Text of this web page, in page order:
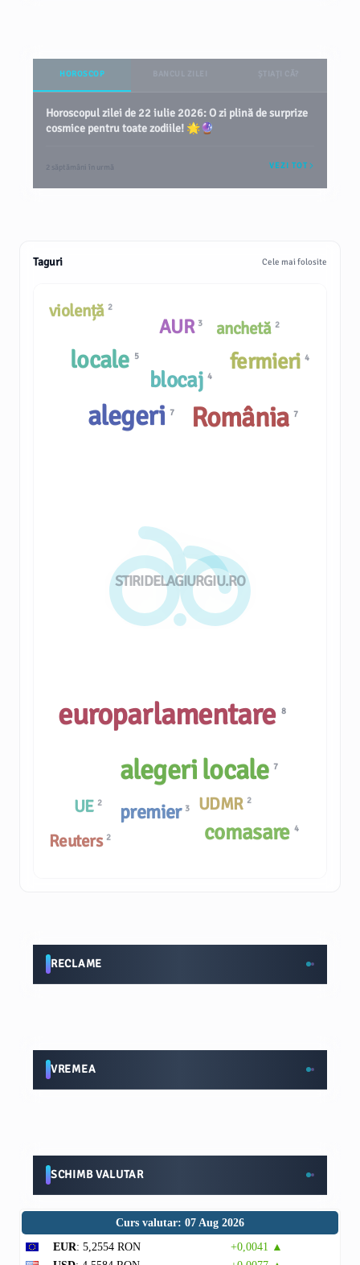
HOROSCOP
Horoscopul zilei de 22 iulie 2026: O zi plină de surprize
cosmice pentru toate zodiile! 🌟🔮
2 săptămâni în urmă VEZI TOT
Taguri Cele mai folosite
STIRIDELAGIURGIU.RO
alegeri7
anchetă 2
blocaj4
România7
premier 3
europarlamentare8
Reuters 2
UE 2
violență 2
AUR 3
UDMR 2
fermieri 4
locale 5
comasare 4
alegeri locale7
RECLAME
VREMEA
SCHIMB VALUTAR
Curs valutar: 07 Aug 2026
EUR: 5,2554 RON
+0,0041 ▲